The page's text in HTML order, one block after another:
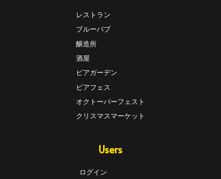
レストラン
ブルーパブ
醸造所
酒屋
ビアガーデン
ビアフェス
オクトーバーフェスト
クリスマスマーケット
Users
ログイン